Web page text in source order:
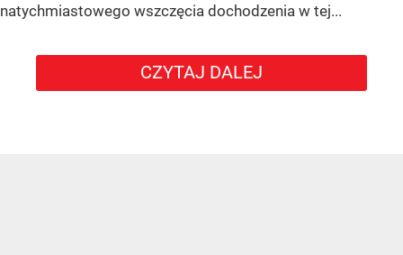
natychmiastowego wszczęcia dochodzenia w tej...
CZYTAJ DALEJ